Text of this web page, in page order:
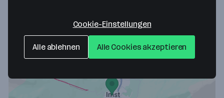
Cookie-Einstellungen
Alle ablehnen Alle Cookies akzeptieren